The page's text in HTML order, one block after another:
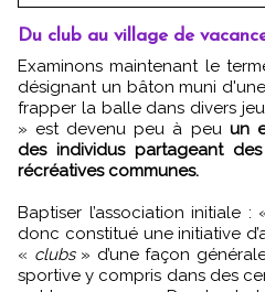
Du club au village de
Examinons maintenant le terme de « club ». De l’anglais
désignant un bâton muni
frapper la balle dans divers
» est devenu peu à peu un
des individus partageant
récréatives communes.
Baptiser l’association initiale :
donc constitué une initiative
« clubs» d’une façon
sportive y compris dans des